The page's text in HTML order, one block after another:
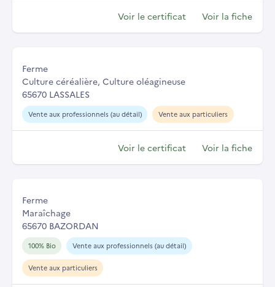
Voir le certificat Voir la fiche
Ferme
Culture céréalière, Culture oléagineuse
65670 LASSALES
Vente aux professionnels (au détail) Vente aux particuliers
Voir le certificat Voir la fiche
Ferme
Maraîchage
65670 BAZORDAN
100% Bio Vente aux professionnels (au détail)
Vente aux particuliers